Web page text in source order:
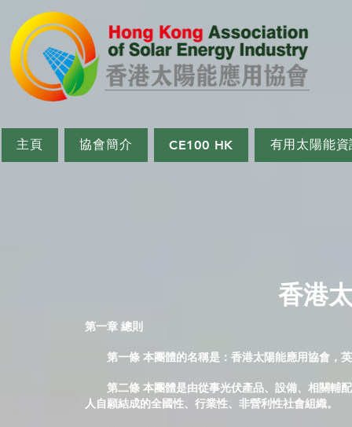
主頁 協會簡介 CE100 HK 有用太陽能資
香港
第一章 總則
第一條 本團體的名稱是：香港太陽能應用協會，
第二條 本團體是由從事光伏產品、設備、相關輔配
人自願結成的全國性、行業性、非營利性社會組織。